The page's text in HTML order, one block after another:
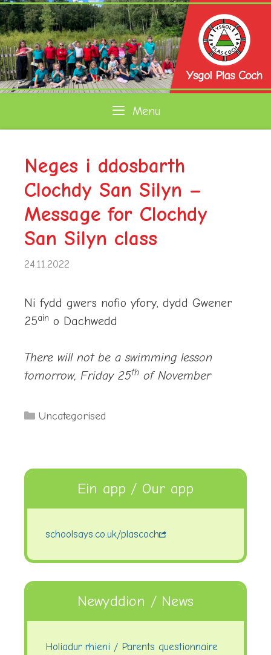
Skip
to
content
Menu
Neges i ddosbarth
Clochdy San Silyn –
Message for Clochdy
San Silyn class
24.11.2022
Ni fydd gwers nofio yfory, dydd Gwener
25ain o Dachwedd
There will not be a swimming lesson
tomorrow, Friday 25thof November
Categories
Uncategorised
Ein app / Our app
schoolsays.co.uk/plascoch
Newyddion / News
Holiadur rhieni / Parents questionnaire